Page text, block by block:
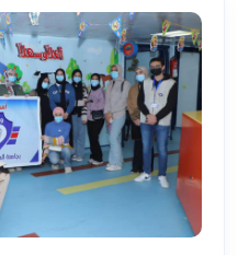
المساعد الذكي (NMU)